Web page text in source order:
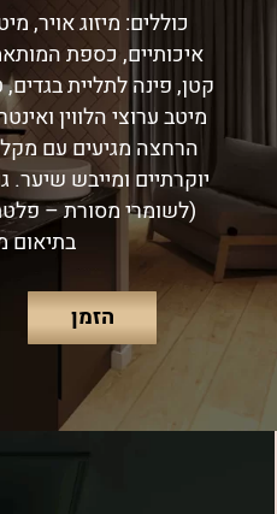
כוללים: מיזוג אויר,
איכותיים, כספת
קטן, פינה לתליית
מיטב ערוצי הלווין
הרחצה מגיעים עם
(לשומרי מסורת –
הזמן